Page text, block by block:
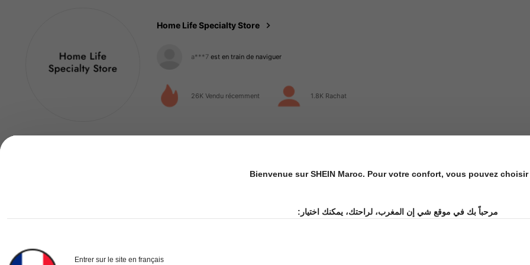
Home Life Specialty Store
a***7est en train de naviguer
4.77
26K Vendu récemment 1.8K Rachat
Bienvenue sur SHEIN Maroc. Pour votre confort, vous pouvez choisir
مرحباً بك في موقع شي إن المغرب، لراحتك، يمكنك اختيار:
Entrer sur le site en français